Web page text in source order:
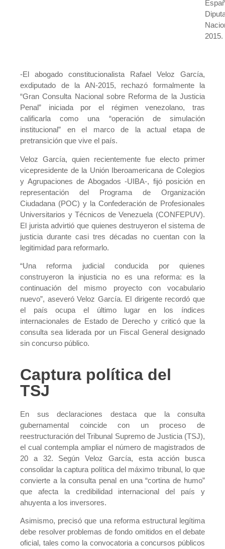
2015.
-El abogado constitucionalista Rafael Veloz García,
exdiputado de la AN-2015, rechazó formalmente la
“Gran Consulta Nacional sobre Reforma de la Justicia
Penal” iniciada por el régimen venezolano, tras
calificarla como una “operación de simulación
institucional” en el marco de la actual etapa de
pretransición que vive el país.
Veloz García, quien recientemente fue electo primer
vicepresidente de la Unión Iberoamericana de Colegios
y Agrupaciones de Abogados -UIBA-, fijó posición en
representación del Programa de Organización
Ciudadana (POC) y la Confederación de Profesionales
Universitarios y Técnicos de Venezuela (CONFEPUV).
El jurista advirtió que quienes destruyeron el sistema de
justicia durante casi tres décadas no cuentan con la
legitimidad para reformarlo.
“Una reforma judicial conducida por quienes
construyeron la injusticia no es una reforma: es la
continuación del mismo proyecto con vocabulario
nuevo”, aseveró Veloz García. El dirigente recordó que
el país ocupa el último lugar en los índices
internacionales de Estado de Derecho y criticó que la
consulta sea liderada por un Fiscal General designado
sin concurso público.
Captura política del
TSJ
En sus declaraciones destaca que la consulta
gubernamental coincide con un proceso de
reestructuración del Tribunal Supremo de Justicia (TSJ),
el cual contempla ampliar el número de magistrados de
20 a 32. Según Veloz García, esta acción busca
consolidar la captura política del máximo tribunal, lo que
convierte a la consulta penal en una “cortina de humo”
que afecta la credibilidad internacional del país y
ahuyenta a los inversores.
Asimismo, precisó que una reforma estructural legítima
debe resolver problemas de fondo omitidos en el debate
oficial, tales como la convocatoria a concursos públicos